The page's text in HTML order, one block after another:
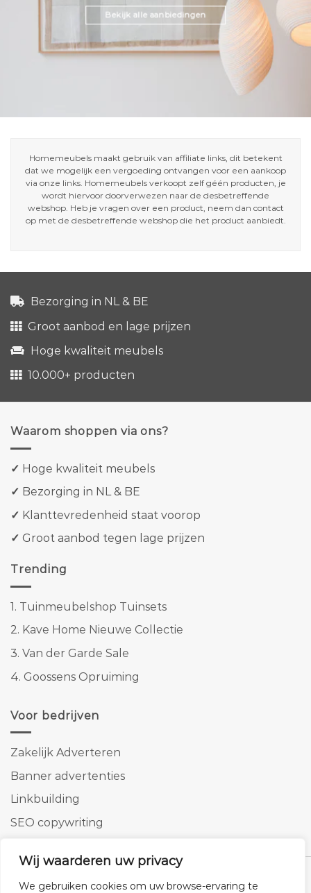
Wij waarderen uw privacy
We gebruiken cookies om uw browse-ervaring te
Bekijk alle aanbiedingen
Homemeubels maakt gebruik van affiliate links, dit betekent
dat we mogelijk een vergoeding ontvangen voor een aankoop
via onze links. Homemeubels verkoopt zelf géén producten, je
wordt hiervoor doorverwezen naar de desbetreffende
webshop. Heb je vragen over een product, neem dan contact
op met de desbetreffende webshop die het product aanbiedt.
Bezorging in NL & BE
Groot aanbod en lage prijzen
Hoge kwaliteit meubels
10.000+ producten
Waarom shoppen via ons?
✓ Hoge kwaliteit meubels
✓ Bezorging in NL & BE
✓ Klanttevredenheid staat voorop
✓ Groot aanbod tegen lage prijzen
Trending
1. Tuinmeubelshop Tuinsets
2. Kave Home Nieuwe Collectie
3. Van der Garde Sale
4. Goossens Opruiming
Voor bedrijven
Zakelijk Adverteren
Banner advertenties
Linkbuilding
SEO copywriting